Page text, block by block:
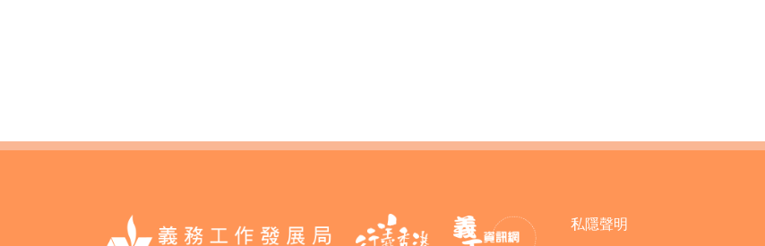
私隱聲明